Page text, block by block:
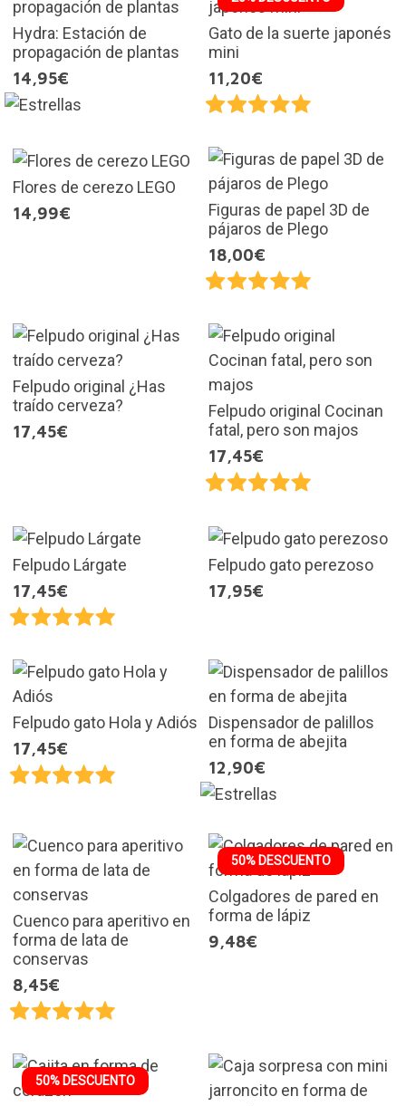
Hydra: Estación de
propagación de plantas
14,95€
Gato de la suerte japonés
mini
11,20€
Flores de cerezo LEGO
14,99€
Figuras de papel 3D de
pájaros de Plego
18,00€
Felpudo original ¿Has
traído cerveza?
17,45€
Felpudo original Cocinan
fatal, pero son majos
17,45€
Felpudo Lárgate
17,45€
Felpudo gato perezoso
17,95€
Felpudo gato Hola y Adiós
17,45€
Dispensador de palillos
en forma de abejita
12,90€
Cuenco para aperitivo en
forma de lata de
conservas
8,45€
50% DESCUENTO
Colgadores de pared en
forma de lápiz
9,48€
50% DESCUENTO